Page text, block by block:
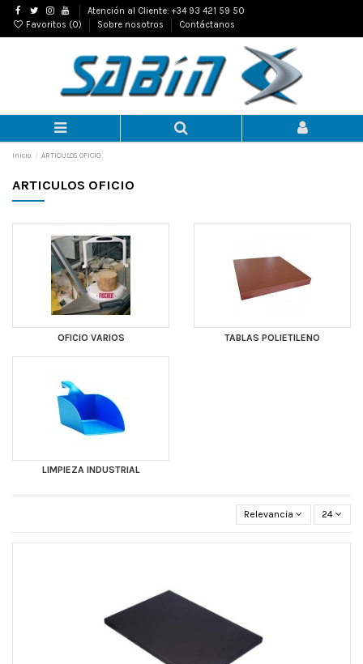
Atención al Cliente: +34 93 421 59 50
Favoritos (0) Sobre nosotros Contáctanos
Inicio ARTICULOS OFICIO
ARTICULOS OFICIO
OFICIO VARIOS TABLAS POLIETILENO
LIMPIEZA INDUSTRIAL
Relevancia 24